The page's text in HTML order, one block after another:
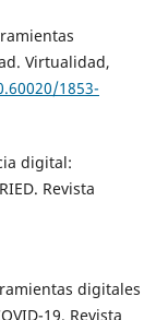
Virtualidad,
1853-
digital:
Revista
digitales
19. Revista